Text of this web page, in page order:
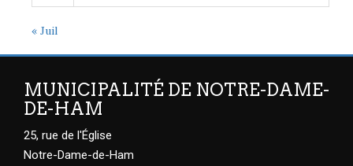
« Juil
MUNICIPALITÉ DE NOTRE-DAME-
DE-HAM
25, rue de l'Église
Notre-Dame-de-Ham